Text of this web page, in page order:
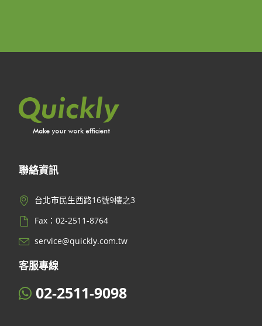
聯絡資訊
台北市民生西路16號9樓之3
Fax：02-2511-8764
service@quickly.com.tw
客服專線
02-2511-9098